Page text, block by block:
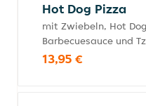
Hot Dog Pizza
mit Zwiebeln, Hot
Barbecuesauce und
13,95 €